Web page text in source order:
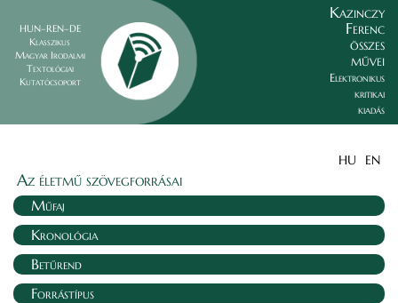
HUN–REN–DE
Klasszikus
Magyar Irodalmi
Textológiai
Kutatócsoport
Kazinczy
Ferenc
összes
művei
Elektronikus
kritikai
kiadás
HU EN
Az életmű szövegforrásai
Műfaj
Kronológia
Betűrend
Forrástípus